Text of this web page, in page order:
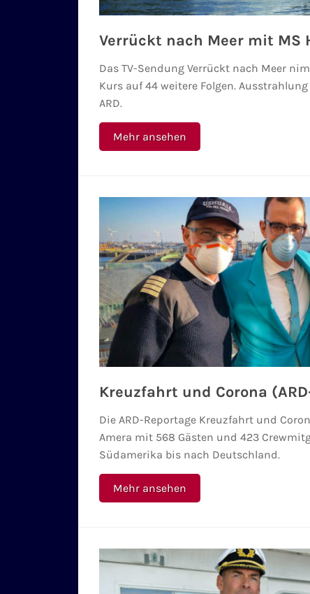
Verrückt nach Meer mit MS
Das TV-Sendung Verrückt nach Meer
Kurs auf 44 weitere Folgen.
ARD.
Mehr ansehen
Kreuzfahrt und Corona
Die ARD-Reportage Kreuzfahrt und
Amera mit 568 Gästen und 423
Südamerika bis nach Deutschland.
Mehr ansehen